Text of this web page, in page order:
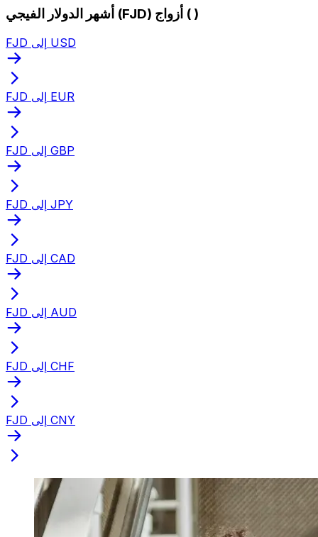
أشهر الدولار الفيجي (FJD) أزواج ( )
FJD إلى USD
FJD إلى EUR
FJD إلى GBP
FJD إلى JPY
FJD إلى CAD
FJD إلى AUD
FJD إلى CHF
FJD إلى CNY